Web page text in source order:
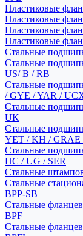
Пластиковые
Пластиковые
Пластиковые
Пластиковые
Стальные
Стальные
US/ B / RB
Стальные
/ GYE / YAR /
Стальные
UK
Стальные
YET / KH / GRAE
Стальные
HC / UG / SER
Стальные
Стальные
BPP-SB
Стальные
BPF
Стальные